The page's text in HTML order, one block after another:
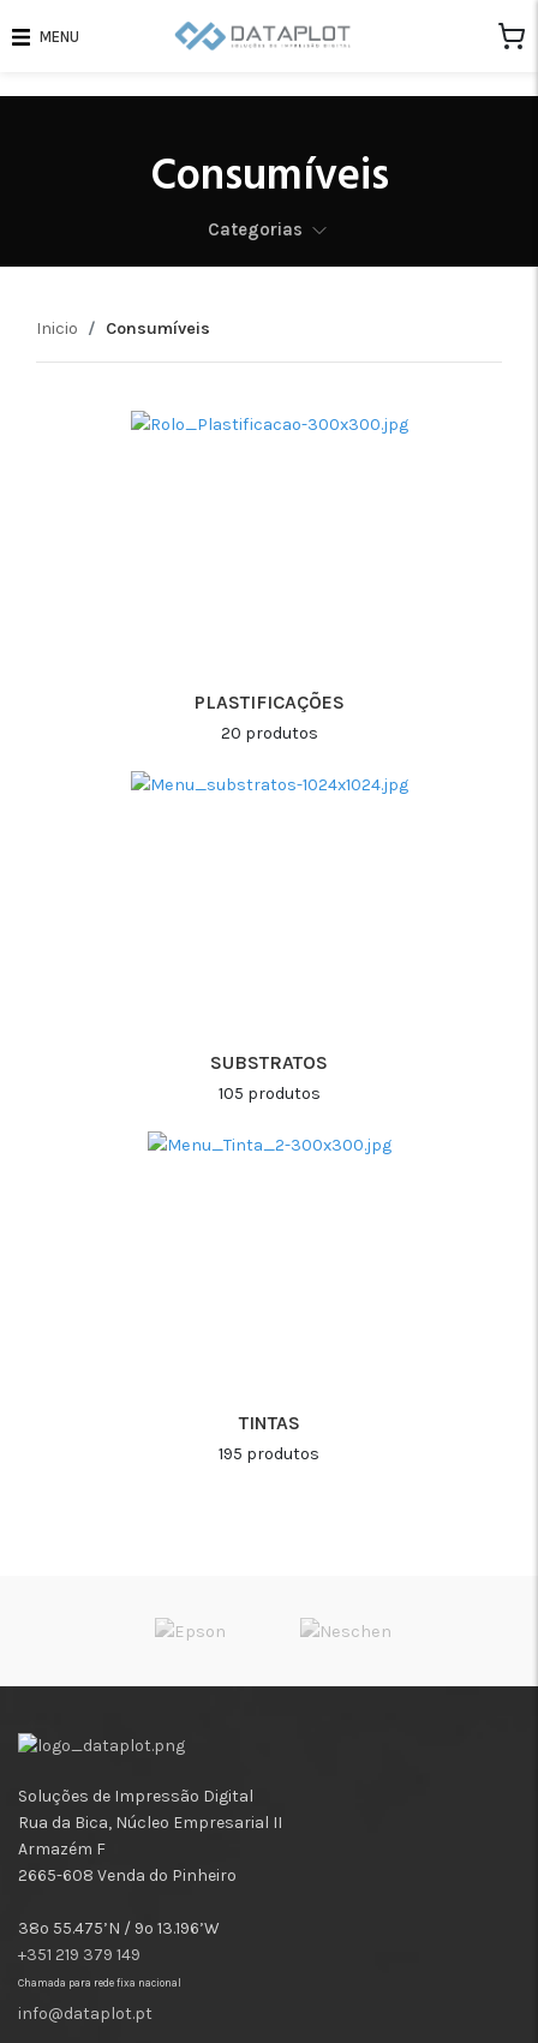
MENU
Consumíveis
Categorias
Inicio Consumíveis
PLASTIFICAÇÕES
20 produtos
SUBSTRATOS
105 produtos
TINTAS
195 produtos
Soluções de Impressão Digital
Rua da Bica, Núcleo Empresarial II
Armazém F
2665-608 Venda do Pinheiro
38º 55.475’N / 9º 13.196’W
+351 219 379 149
Chamada para rede fixa nacional
info@dataplot.pt